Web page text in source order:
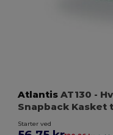
Atlantis AT130 -
Snapback Kasket
Starter ved